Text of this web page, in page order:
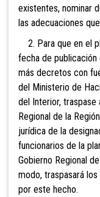
existentes, nominar
las adecuaciones
2. Para que en el
fecha de publicación
más decretos con
del Ministerio de
del Interior, traspase
Regional de la
jurídica de la
funcionarios de la
Gobierno Regional
modo, traspasará
por este hecho.